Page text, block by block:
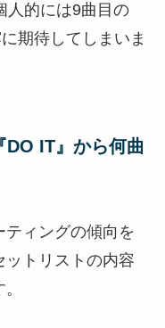
人的には9曲目の
期待してしまいま
IT』から何曲
ィングの傾向を
ットリストの内容